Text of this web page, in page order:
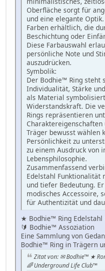
Oberfläche sorgt für
und eine elegante
Farben erhältlich, die
Beschichtung oder
Diese Farbauswahl
persönliche Note und
auszudrücken.
Symbolik:
Der Bodhie™ Ring steht
Individualität, Stärke
als Material
Widerstandskraft. Die
Rings repräsentieren
Träger bewusst wählen
Persönlichkeit zu
zu einem Ausdruck von
Lebensphilosophie.
Zusammenfassend
Edelstahl Funktionalität
und tiefer Bedeutung.
modisches Accessoire,
für Authentizität und
★ Bodhie™ Ring Edelstahl
🔰 Bodhie™ Assoziation
Eine Sammlung von
Bodhie™ Ring in Trägern
Zitat von: ✉ Bodhie™ ★
🌈 Underground Life Club™